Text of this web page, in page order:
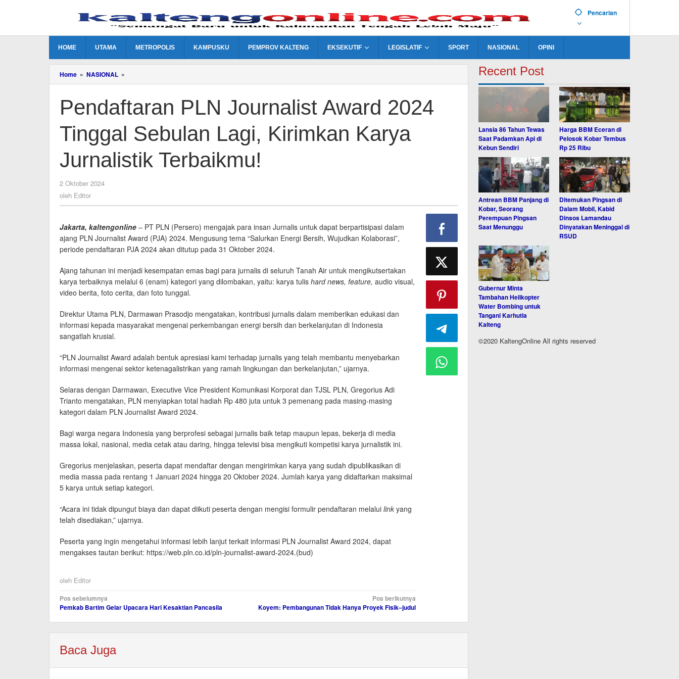
Pencarian
HOME UTAMA METROPOLIS KAMPUSKU PEMPROV KALTENG EKSEKUTIF LEGISLATIF SPORT NASIONAL OPINI
Home » NASIONAL »
PLN
Award
2024
Sebulan
Lagi,
Karya
Jurnalistik
Pendaftaran PLN Journalist Award 2024
Tinggal Sebulan Lagi, Kirimkan Karya
Jurnalistik Terbaikmu!
2 Oktober 2024
oleh Editor
Jakarta, kaltengonline – PT PLN (Persero) mengajak para insan Jurnalis untuk dapat berpartisipasi dalam
ajang PLN Journalist Award (PJA) 2024. Mengusung tema “Salurkan Energi Bersih, Wujudkan Kolaborasi”,
periode pendaftaran PJA 2024 akan ditutup pada 31 Oktober 2024.
Ajang tahunan ini menjadi kesempatan emas bagi para jurnalis di seluruh Tanah Air untuk mengikutsertakan
karya terbaiknya melalui 6 (enam) kategori yang dilombakan, yaitu: karya tulis hard news, feature, audio visual,
video berita, foto cerita, dan foto tunggal.
Direktur Utama PLN, Darmawan Prasodjo mengatakan, kontribusi jurnalis dalam memberikan edukasi dan
informasi kepada masyarakat mengenai perkembangan energi bersih dan berkelanjutan di Indonesia
sangatlah krusial.
“PLN Journalist Award adalah bentuk apresiasi kami terhadap jurnalis yang telah membantu menyebarkan
informasi mengenai sektor ketenagalistrikan yang ramah lingkungan dan berkelanjutan,” ujarnya.
Selaras dengan Darmawan, Executive Vice President Komunikasi Korporat dan TJSL PLN, Gregorius Adi
Trianto mengatakan, PLN menyiapkan total hadiah Rp 480 juta untuk 3 pemenang pada masing-masing
kategori dalam PLN Journalist Award 2024.
Bagi warga negara Indonesia yang berprofesi sebagai jurnalis baik tetap maupun lepas, bekerja di media
massa lokal, nasional, media cetak atau daring, hingga televisi bisa mengikuti kompetisi karya jurnalistik ini.
Gregorius menjelaskan, peserta dapat mendaftar dengan mengirimkan karya yang sudah dipublikasikan di
media massa pada rentang 1 Januari 2024 hingga 20 Oktober 2024. Jumlah karya yang didaftarkan maksimal
5 karya untuk setiap kategori.
“Acara ini tidak dipungut biaya dan dapat diikuti peserta dengan mengisi formulir pendaftaran melalui link yang
telah disediakan,” ujarnya.
Peserta yang ingin mengetahui informasi lebih lanjut terkait informasi PLN Journalist Award 2024, dapat
mengakses tautan berikut: https://web.pln.co.id/pln-journalist-award-2024.(bud)
oleh Editor
Navigasi
pos
Pos sebelumnya
Pemkab Bartim Gelar Upacara Hari Kesaktian Pancasila
Pos berikutnya
Koyem: Pembangunan Tidak Hanya Proyek Fisik–judul
Baca Juga
Recent Post
Lansia 86 Tahun Tewas
Saat Padamkan Api di
Kebun Sendiri
Harga BBM Eceran di
Pelosok Kobar Tembus
Rp 25 Ribu
Antrean BBM Panjang di
Kobar, Seorang
Perempuan Pingsan
Saat Menunggu
Ditemukan Pingsan di
Dalam Mobil, Kabid
Dinsos Lamandau
Dinyatakan Meninggal di
RSUD
Gubernur Minta
Tambahan Helikopter
Water Bombing untuk
Tangani Karhutla
Kalteng
©2020 KaltengOnline All rights reserved